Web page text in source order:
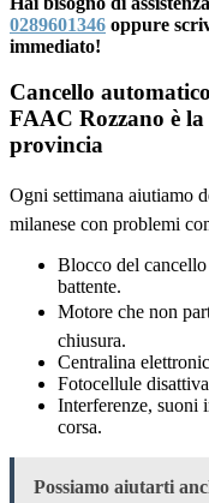
0289601346 oppure
immediato!
Cancello
FAAC Rozzano è
provincia
Ogni settimana aiutiamo
milanese con problemi
Blocco del
battente.
Motore che non
chiusura.
Centralina
Fotocellule
Interferenze, suoni
corsa.
Possiamo aiutarti